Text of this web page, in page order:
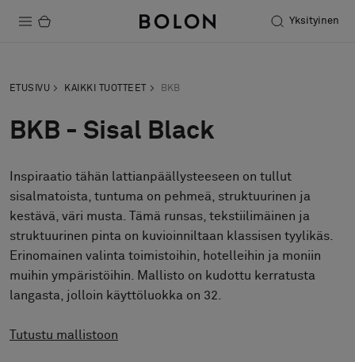
Yksityinen
Kestävä kehitys
Asennus
Puhdistus
Yhteistyötä suunnittelijoiden kanssa
Stories
FAQ
ETUSIVU KAIKKI TUOTTEET BKB
BKB - Sisal Black
Inspiraatio tähän lattianpäällysteeseen on tullut
sisalmatoista, tuntuma on pehmeä, struktuurinen ja
kestävä, väri musta. Tämä runsas, tekstiilimäinen ja
struktuurinen pinta on kuvioinniltaan klassisen tyylikäs.
Erinomainen valinta toimistoihin, hotelleihin ja moniin
muihin ympäristöihin. Mallisto on kudottu kerratusta
langasta, jolloin käyttöluokka on 32.
Tutustu mallistoon